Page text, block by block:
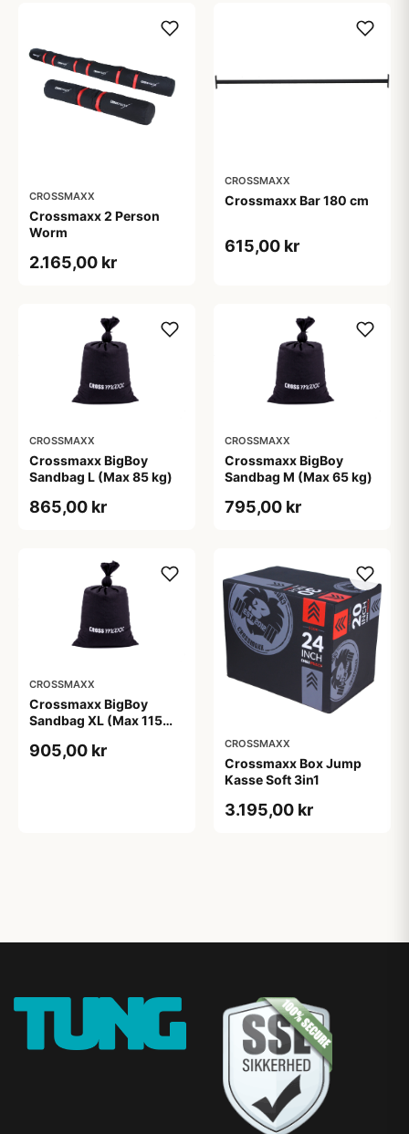
CROSSMAXX
Crossmaxx 2 Person
Worm
2.165,00 kr
CROSSMAXX
Crossmaxx Bar 180 cm
615,00 kr
CROSSMAXX
Crossmaxx BigBoy
Sandbag L (Max 85 kg)
865,00 kr
CROSSMAXX
Crossmaxx BigBoy
Sandbag M (Max 65 kg)
795,00 kr
CROSSMAXX
Crossmaxx BigBoy
Sandbag XL (Max 115
905,00 kr CROSSMAXX
Crossmaxx Box Jump
Kasse Soft 3in1
3.195,00 kr